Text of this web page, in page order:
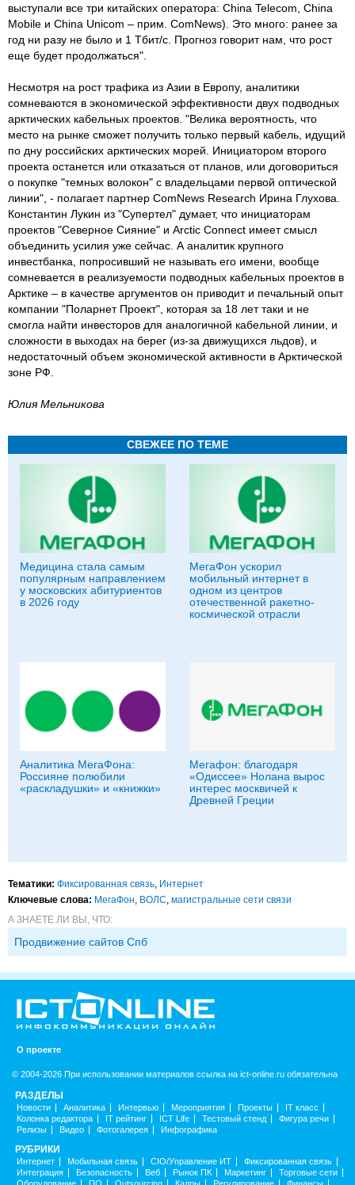
выступали все три китайских оператора: China Telecom, China
Mobile и China Unicom – прим. ComNews). Это много: ранее за
год ни разу не было и 1 Тбит/с. Прогноз говорит нам, что рост
еще будет продолжаться".
Несмотря на рост трафика из Азии в Европу, аналитики
сомневаются в экономической эффективности двух подводных
арктических кабельных проектов. "Велика вероятность, что
место на рынке сможет получить только первый кабель, идущий
по дну российских арктических морей. Инициатором второго
проекта останется или отказаться от планов, или договориться
о покупке "темных волокон" с владельцами первой оптической
линии", - полагает партнер ComNews Research Ирина Глухова.
Константин Лукин из "Супертел" думает, что инициаторам
проектов "Северное Сияние" и Arctic Connect имеет смысл
объединить усилия уже сейчас. А аналитик крупного
инвестбанка, попросивший не называть его имени, вообще
сомневается в реализуемости подводных кабельных проектов в
Арктике – в качестве аргументов он приводит и печальный опыт
компании "Поларнет Проект", которая за 18 лет таки и не
смогла найти инвесторов для аналогичной кабельной линии, и
сложности в выходах на берег (из-за движущихся льдов), и
недостаточный объем экономической активности в Арктической
зоне РФ.
Юлия Мель­ни­кова
СВЕЖЕЕ ПО ТЕМЕ
Медицина стала самым
популярным направлением
у московских абитуриентов
в 2026 году
МегаФон ускорил
мобильный интернет в
одном из центров
отечественной ракетно-
космической отрасли
Аналитика МегаФона:
Россияне полюбили
«раскладушки» и «книжки»
Мегафон: благодаря
«Одиссее» Нолана вырос
интерес москвичей к
Древней Греции
Тематики: Фиксированная связь Интернет
Ключевые слова: МегаФон ВОЛС магистральные сети связи
А ЗНАЕТЕ ЛИ ВЫ, ЧТО:
Продвижение сайтов Спб
О проекте
© 2004-2026 При использовании материалов ссылка на ict-online.ru обязательна
РАЗДЕЛЫ
Новости Аналитика Интервью Мероприятия Проекты
IT класс
Колонка редактора
IT рейтинг ICT Life Тестовый стенд
Фигура речи
Релизы
Видео Фотогалерея Инфографика
РУБРИКИ
Интернет Мобильная связь CIO/Управление ИТ
Фиксированная связь
Интеграция
Безопасность Веб Рынок ПК Маркетинг
Торговые сети